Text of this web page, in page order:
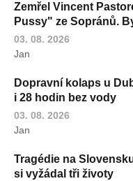
Zemřel Vincent
Pussy" ze Sopránů.
03. 08. 2026
Jan
Dopravní kolaps u
i 28 hodin bez vody
03. 08. 2026
Jan
Tragédie na
si vyžádal tři životy